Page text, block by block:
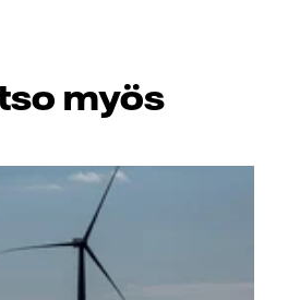
myös